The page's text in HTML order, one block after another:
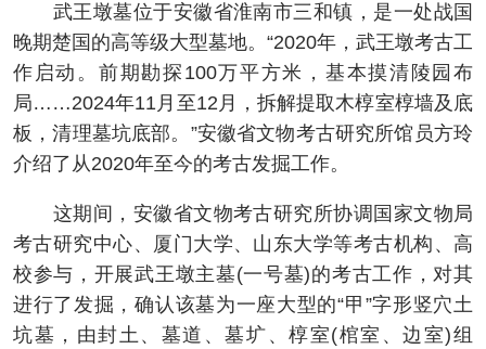
武王墩墓位于安徽省淮南市三和镇，是一处战国
晚期楚国的高等级大型墓地。“2020年，武王墩考古工
作启动。前期勘探100万平方米，基本摸清陵园布
局……2024年11月至12月，拆解提取木椁室椁墙及底
板，清理墓坑底部。”安徽省文物考古研究所馆员方玲
介绍了从2020年至今的考古发掘工作。
这期间，安徽省文物考古研究所协调国家文物局
考古研究中心、厦门大学、山东大学等考古机构、高
校参与，开展武王墩主墓(一号墓)的考古工作，对其
进行了发掘，确认该墓为一座大型的“甲”字形竖穴土
坑墓，由封土、墓道、墓圹、椁室(棺室、边室)组